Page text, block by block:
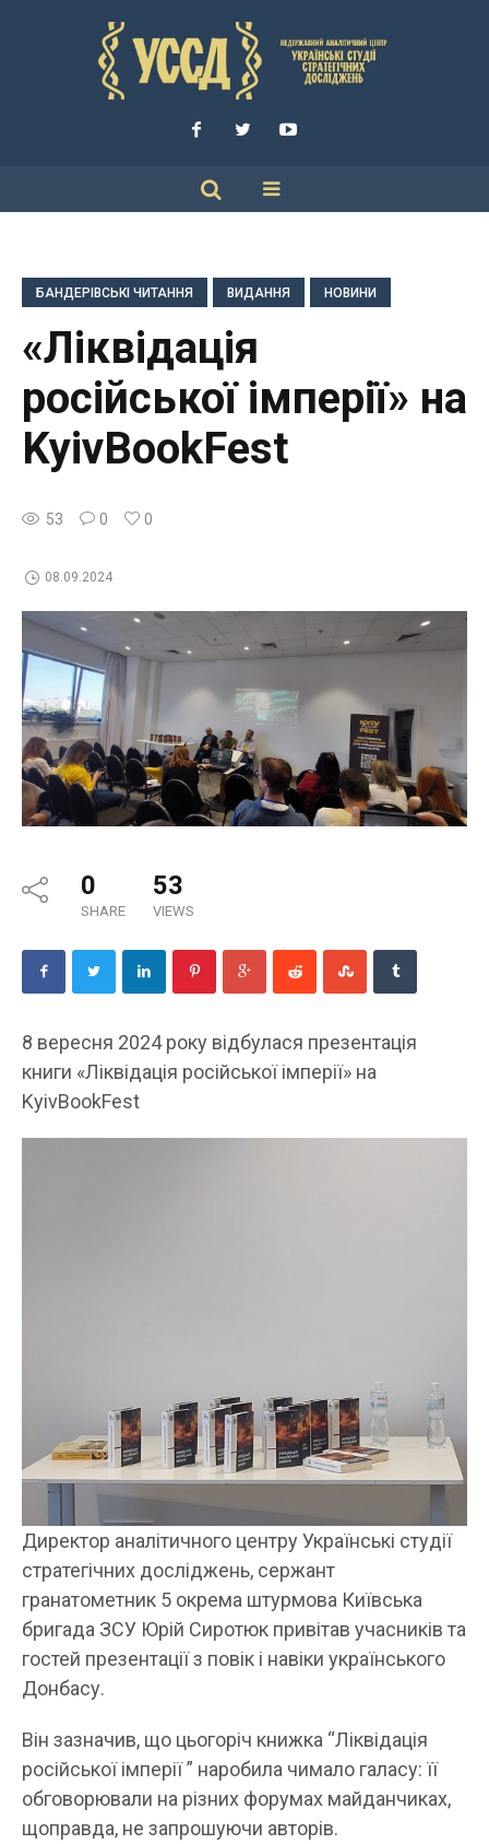
БАНДЕРІВСЬКІ ЧИТАННЯ ВИДАННЯ НОВИНИ
«Ліквідація
російської імперії» на
KyivBookFest
53 0 0
08.09.2024
0
SHARE
53
VIEWS
8 вересня 2024 року відбулася презентація
книги «Ліквідація російської імперії» на
KyivBookFest
Директор аналітичного центру Українські студії
стратегічних досліджень, сержант
гранатометник 5 окрема штурмова Київська
бригада ЗСУ Юрій Сиротюк привітав учасників та
гостей презентації з повік і навіки українського
Донбасу.
Він зазначив, що цьогоріч книжка “Ліквідація
російської імперії ” наробила чимало галасу: її
обговорювали на різних форумах майданчиках,
щоправда, не запрошуючи авторів.